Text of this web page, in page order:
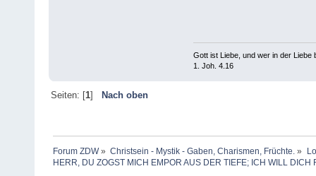
Gott ist Liebe, und wer in der Liebe
1. Joh. 4.16
Seiten: [1] Nach oben
Forum ZDW» Christsein - Mystik - Gaben, Charismen, Früchte. »
HERR, DU ZOGST MICH EMPOR AUS DER TIEFE; ICH WILL DICH